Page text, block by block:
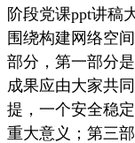
阶段党课ppt讲稿
围绕构建网络空
部分，第一部分
成果应由大家共
提，一个安全稳
重大意义；第三